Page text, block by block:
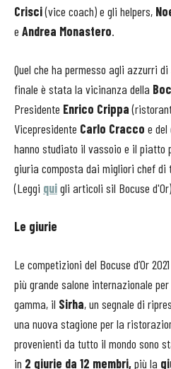
Crisci(vice coach) e gli helpers,
e Andrea Monastero.
Quel che ha permesso agli azzurri
finale è stata la vicinanza della
Presidente Enrico Crippa
Vicepresidente Carlo Cracco e
hanno studiato il vassoio e il piatto
giuria composta dai migliori chef di
(Leggi quigli articoli sil Bocuse
Le giurie
Le competizioni del Bocuse d’Or
più grande salone internazionale
gamma, il Sirha, un segnale di
una nuova stagione per la
provenienti da tutto il mondo sono
in 2 giurie da 12 membri,più la